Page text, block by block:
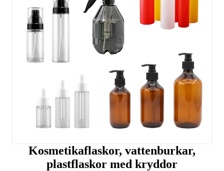
Kosmetikaflaskor, vattenburkar,
plastflaskor med kryddor